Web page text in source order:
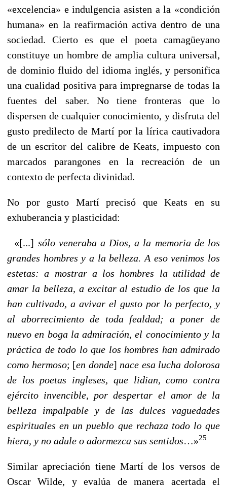
«excelencia» e indulgencia asisten a la «condición
humana» en la reafirmación activa dentro de una
sociedad. Cierto es que el poeta camagüeyano
constituye un hombre de amplia cultura universal,
de dominio fluido del idioma inglés, y personifica
una cualidad positiva para impregnarse de todas la
fuentes del saber. No tiene fronteras que lo
dispersen de cualquier conocimiento, y disfruta del
gusto predilecto de Martí por la lírica cautivadora
de un escritor del calibre de Keats, impuesto con
marcados parangones en la recreación de un
contexto de perfecta divinidad.
No por gusto Martí precisó que Keats en su
exhuberancia y plasticidad:
«[...] sólo veneraba a Dios, a la memoria de los
grandes hombres y a la belleza. A eso venimos los
estetas: a mostrar a los hombres la utilidad de
amar la belleza, a excitar al estudio de los que la
han cultivado, a avivar el gusto por lo perfecto, y
al aborrecimiento de toda fealdad; a poner de
nuevo en boga la admiración, el conocimiento y la
práctica de todo lo que los hombres han admirado
como hermoso; [en donde] nace esa lucha dolorosa
de los poetas ingleses, que lidian, como contra
ejército invencible, por despertar el amor de la
belleza impalpable y de las dulces vaguedades
espirituales en un pueblo que rechaza todo lo que
hiera, y no adule o adormezca sus sentidos…»25
Similar apreciación tiene Martí de los versos de
Oscar Wilde, y evalúa de manera acertada el